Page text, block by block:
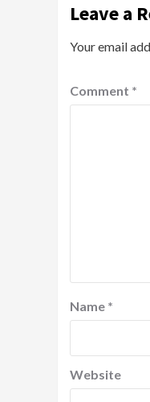
Leave a
Your email
Comment *
Name *
Website